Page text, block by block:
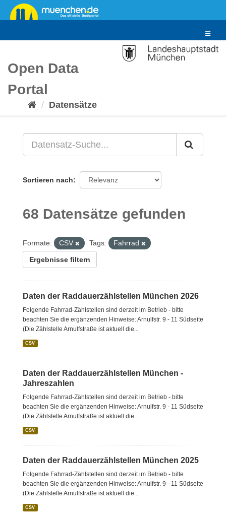
Überspringen
zum
Toggle
Open Data
Portal
Datensätze
Sortieren nach
68 Datensätze gefunden
Formate: CSV Tags: Fahrrad
Ergebnisse filtern
Daten der Raddauerzählstellen München 2026
Folgende Fahrrad-Zählstellen sind derzeit im Betrieb - bitte
beachten Sie die ergänzenden Hinweise: Arnulfstr. 9 - 11 Südseite
(Die Zählstelle Arnulfstraße ist aktuell die...
CSV
Daten der Raddauerzählstellen München -
Jahreszahlen
Folgende Fahrrad-Zählstellen sind derzeit im Betrieb - bitte
beachten Sie die ergänzenden Hinweise: Arnulfstr. 9 - 11 Südseite
(Die Zählstelle Arnulfstraße ist aktuell die...
CSV
Daten der Raddauerzählstellen München 2025
Folgende Fahrrad-Zählstellen sind derzeit im Betrieb - bitte
beachten Sie die ergänzenden Hinweise: Arnulfstr. 9 - 11 Südseite
(Die Zählstelle Arnulfstraße ist aktuell die...
CSV